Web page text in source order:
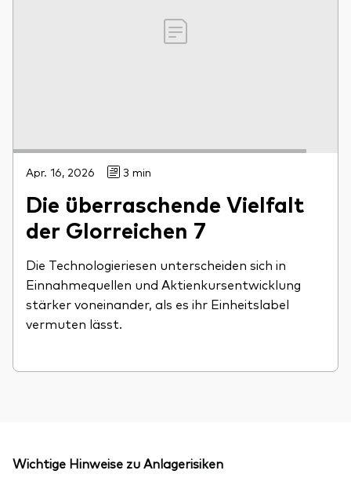
Apr. 16, 2026 3 min
Die überraschende Vielfalt
der Glorreichen 7
Die Technologieriesen unterscheiden sich in
Einnahmequellen und Aktienkursentwicklung
stärker voneinander, als es ihr Einheitslabel
vermuten lässt.
Wichtige Hinweise zu Anlagerisiken